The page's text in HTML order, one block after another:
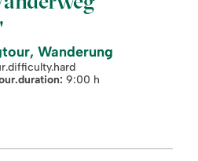
Wanderung
9:00 h